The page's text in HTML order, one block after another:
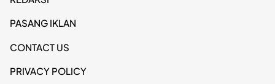
PASANG IKLAN
CONTACT US
PRIVACY POLICY